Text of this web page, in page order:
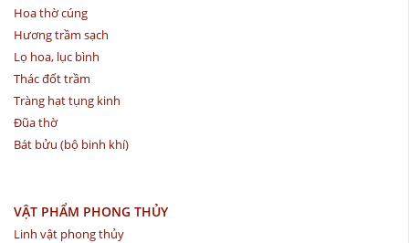
Hoa thờ cúng
Hương trầm sạch
Lọ hoa, lục bình
Thác đốt trầm
Tràng hạt tụng kinh
Đũa thờ
Bát bửu (bộ binh khí)
VẬT PHẨM PHONG THỦY
Linh vật phong thủy